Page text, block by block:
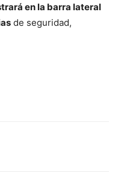
en la barra lateral
de seguridad,